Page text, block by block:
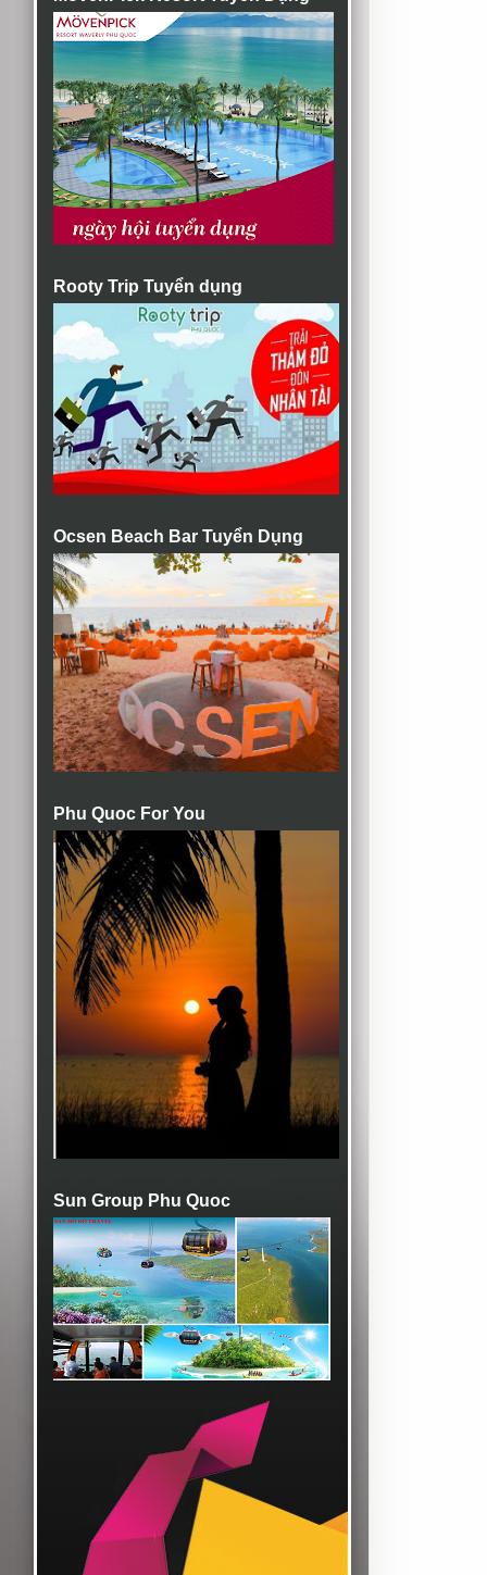
Rooty Trip Tuyển dụng
Ocsen Beach Bar Tuyển Dụng
Phu Quoc For You
Sun Group Phu Quoc